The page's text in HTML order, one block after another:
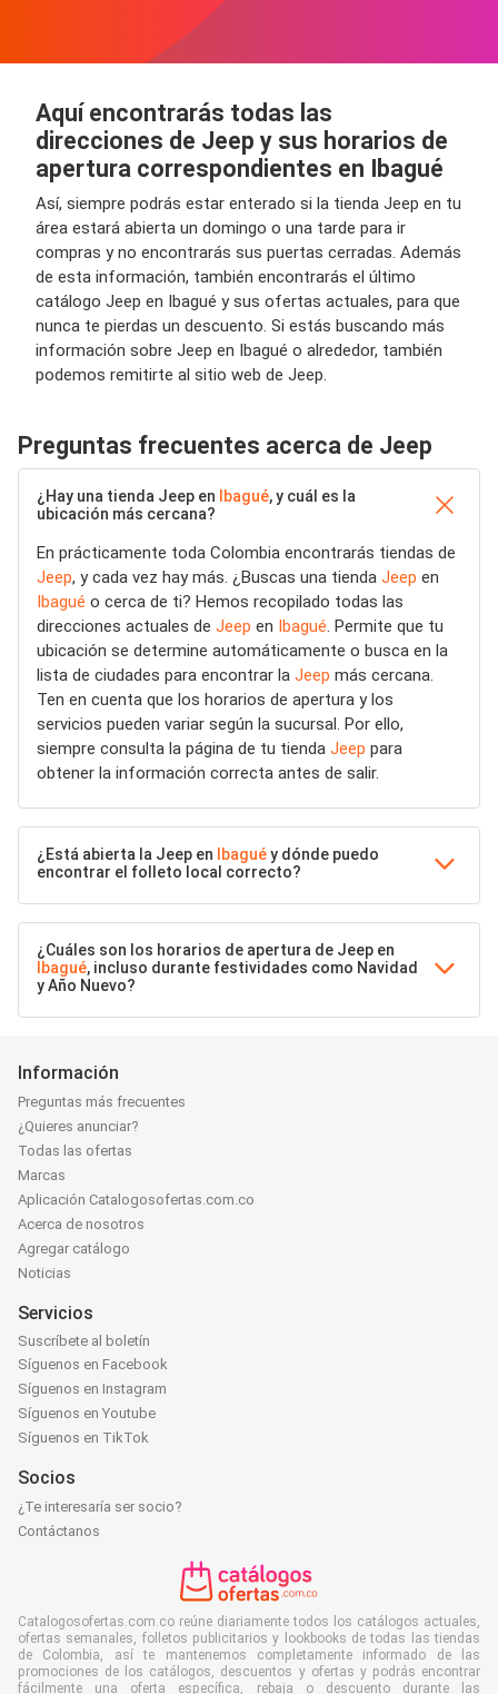
Aquí encontrarás todas las
direcciones de Jeep y sus horarios de
apertura correspondientes en Ibagué
Así, siempre podrás estar enterado si la tienda Jeep en tu
área estará abierta un domingo o una tarde para ir
compras y no encontrarás sus puertas cerradas. Además
de esta información, también encontrarás el último
catálogo Jeep en Ibagué y sus ofertas actuales, para que
nunca te pierdas un descuento. Si estás buscando más
información sobre Jeep en Ibagué o alrededor, también
podemos remitirte al sitio web de Jeep.
Preguntas frecuentes acerca de Jeep
¿Hay una tienda Jeep en Ibagué, y cuál es la
ubicación más cercana?
En prácticamente toda Colombia encontrarás tiendas de
Jeep, y cada vez hay más. ¿Buscas una tienda Jeep en
Ibagué o cerca de ti? Hemos recopilado todas las
direcciones actuales de Jeep en Ibagué. Permite que tu
ubicación se determine automáticamente o busca en la
lista de ciudades para encontrar la Jeep más cercana.
Ten en cuenta que los horarios de apertura y los
servicios pueden variar según la sucursal. Por ello,
siempre consulta la página de tu tienda Jeep para
obtener la información correcta antes de salir.
¿Está abierta la Jeep en Ibaguéy dónde puedo
encontrar el folleto local correcto?
¿Cuáles son los horarios de apertura de Jeep en
Ibagué, incluso durante festividades como Navidad
y Año Nuevo?
Información
Preguntas más frecuentes
¿Quieres anunciar?
Todas las ofertas
Marcas
Aplicación Catalogosofertas.com.co
Acerca de nosotros
Agregar catálogo
Noticias
Servicios
Suscríbete al boletín
Síguenos en Facebook
Síguenos en Instagram
Síguenos en Youtube
Síguenos en TikTok
Socios
¿Te interesaría ser socio?
Contáctanos
Catalogosofertas.com.co reúne diariamente todos los catálogos actuales,
ofertas semanales, folletos publicitarios y lookbooks de todas las tiendas
de Colombia, así te mantenemos completamente informado de las
promociones de los catálogos, descuentos y ofertas y podrás encontrar
fácilmente una oferta específica, rebaja o descuento durante las